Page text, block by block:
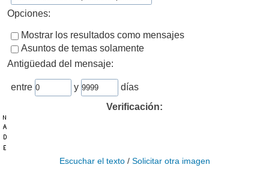
Opciones:
Mostrar los resultados como mensajes
Asuntos de temas solamente
Antigüedad del mensaje:
entre y
días
Verificación:
Escuchar el texto/ Solicitar otra imagen